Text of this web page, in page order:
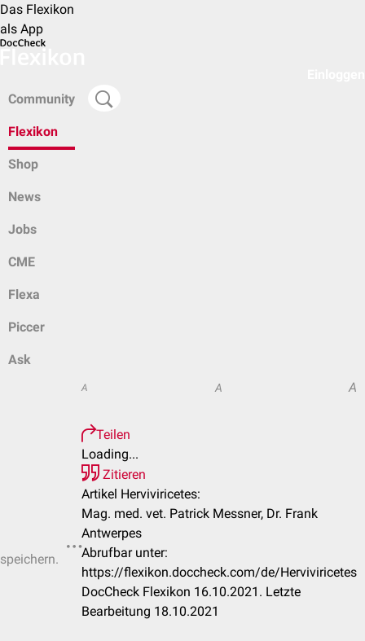
Das Flexikon
als App
Community
Flexikon
Shop
News
Jobs
CME
Flexa
Piccer
Ask
A A A
Teilen
Loading...
Zitieren
Artikel Herviviricetes:
Mag. med. vet. Patrick Messner, Dr. Frank
Antwerpes
Abrufbar unter:
https://flexikon.doccheck.com/de/Herviviricetes
DocCheck Flexikon 16.10.2021. Letzte
Bearbeitung 18.10.2021